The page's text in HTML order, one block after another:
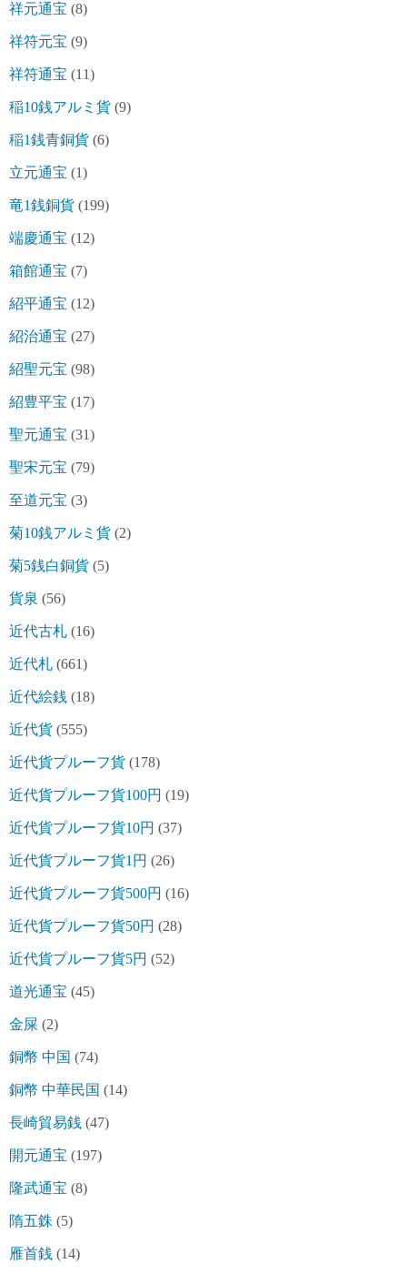
祥元通宝 (8)
祥符元宝 (9)
祥符通宝 (11)
稲10銭アルミ貨 (9)
稲1銭青銅貨 (6)
立元通宝 (1)
竜1銭銅貨 (199)
端慶通宝 (12)
箱館通宝 (7)
紹平通宝 (12)
紹治通宝 (27)
紹聖元宝 (98)
紹豊平宝 (17)
聖元通宝 (31)
聖宋元宝 (79)
至道元宝 (3)
菊10銭アルミ貨 (2)
菊5銭白銅貨 (5)
貨泉 (56)
近代古札 (16)
近代札 (661)
近代絵銭 (18)
近代貨 (555)
近代貨プルーフ貨 (178)
近代貨プルーフ貨100円 (19)
近代貨プルーフ貨10円 (37)
近代貨プルーフ貨1円 (26)
近代貨プルーフ貨500円 (16)
近代貨プルーフ貨50円 (28)
近代貨プルーフ貨5円 (52)
道光通宝 (45)
金屎 (2)
銅幣 中国 (74)
銅幣 中華民国 (14)
長崎貿易銭 (47)
開元通宝 (197)
隆武通宝 (8)
隋五銖 (5)
雁首銭 (14)